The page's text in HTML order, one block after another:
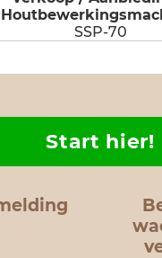
SSP-70
Start hier!